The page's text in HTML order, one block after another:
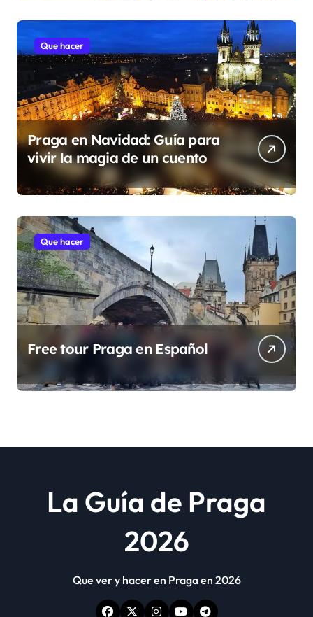
Que hacer
Praga en Navidad: Guía para
vivir la magia de un cuento
Que hacer
Free tour Praga en Español
La Guía de Praga
2026
Que ver y hacer en Praga en 2026